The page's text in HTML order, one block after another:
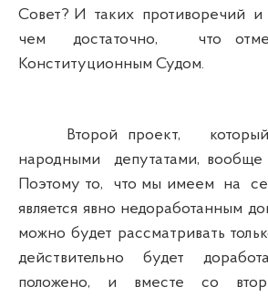
Совет? И таких противоречий и
чем достаточно, что
Конституционным Судом.
Второй проект,
народными депутатами, вообще
Поэтому то, что мы имеем на
является явно недоработанным
можно будет рассматривать
действительно будет
положено, и вместе со